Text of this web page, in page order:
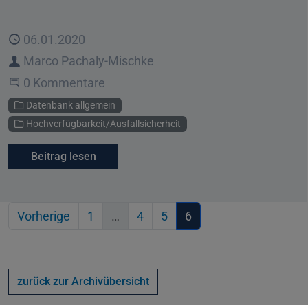
Veröffentlicht
06.01.2020
Autor
Marco Pachaly-Mischke
Beginne eine Unterhaltung
0 Kommentare
Kategorien
Datenbank allgemein
Hochverfügbarkeit/Ausfallsicherheit
Beitrag lesen
Vorherige 1 … 4 5 6
zurück zur Archivübersicht